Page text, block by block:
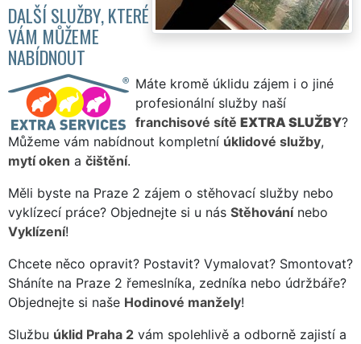
DALŠÍ SLUŽBY, KTERÉ
VÁM MŮŽEME
NABÍDNOUT
Máte kromě úklidu zájem i o jiné
profesionální služby naší
franchisové sítě EXTRA SLUŽBY?
Můžeme vám nabídnout kompletní úklidové služby,
mytí oken a čištění.
Měli byste na Praze 2 zájem o stěhovací služby nebo
vyklízecí práce? Objednejte si u nás Stěhovánínebo
Vyklízení!
Chcete něco opravit? Postavit? Vymalovat? Smontovat?
Sháníte na Praze 2 řemeslníka, zedníka nebo údržbáře?
Objednejte si naše Hodinové manžely!
Službu úklid Praha 2 vám spolehlivě a odborně zajistí a